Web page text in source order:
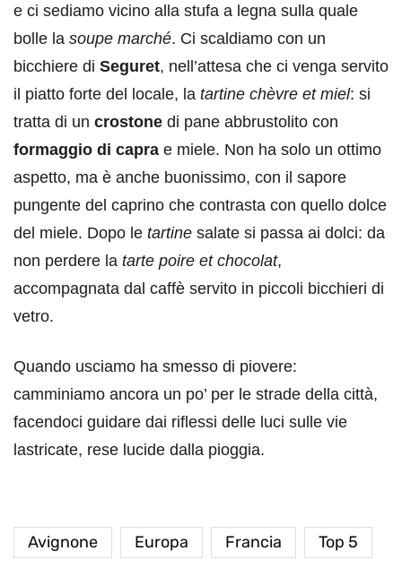
e ci sediamo vicino alla stufa a legna sulla quale
bolle la soupe marché. Ci scaldiamo con un
bicchiere di Seguret, nell’attesa che ci venga servito
il piatto forte del locale, la tartine chèvre et miel: si
tratta di un crostone di pane abbrustolito con
formaggio di capra e miele. Non ha solo un ottimo
aspetto, ma è anche buonissimo, con il sapore
pungente del caprino che contrasta con quello dolce
del miele. Dopo le tartine salate si passa ai dolci: da
non perdere la tarte poire et chocolat,
accompagnata dal caffè servito in piccoli bicchieri di
vetro.
Quando usciamo ha smesso di piovere:
camminiamo ancora un po’ per le strade della città,
facendoci guidare dai riflessi delle luci sulle vie
lastricate, rese lucide dalla pioggia.
Avignone Europa Francia Top 5